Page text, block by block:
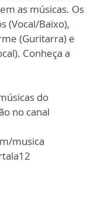
as músicas. Os
(Vocal/Baixo),
(Guritarra) e
Conheça a
do
no canal
musica